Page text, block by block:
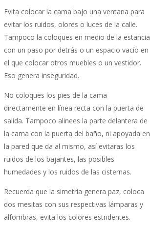
Evita colocar la cama bajo una ventana para
evitar los ruidos, olores o luces de la calle.
Tampoco la coloques en medio de la estancia
con un paso por detrás o un espacio vacío en
el que colocar otros muebles o un vestidor.
Eso genera inseguridad.
No coloques los pies de la cama
directamente en línea recta con la puerta de
salida. Tampoco alinees la parte delantera de
la cama con la puerta del baño, ni apoyada en
la pared que da al mismo, así evitaras los
ruidos de los bajantes, las posibles
humedades y los ruidos de las cisternas.
Recuerda que la simetría genera paz, coloca
dos mesitas con sus respectivas lámparas y
alfombras, evita los colores estridentes.